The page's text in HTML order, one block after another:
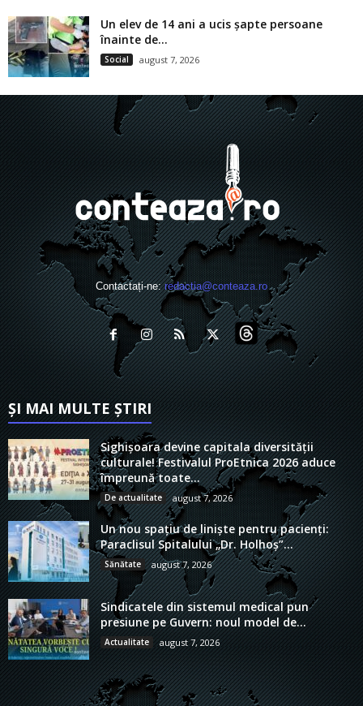
Un elev de 14 ani a ucis șapte persoane
înainte de...
Social august 7, 2026
Contactați-ne:redactia@conteaza.ro
ȘI MAI MULTE ȘTIRI
Sighișoara devine capitala diversității
culturale! Festivalul ProEtnica 2026 aduce
împreună toate...
De actualitate august 7, 2026
Un nou spațiu de liniște pentru pacienți:
Paraclisul Spitalului „Dr. Holhoș”...
Sănătate august 7, 2026
Sindicatele din sistemul medical pun
presiune pe Guvern: noul model de...
Actualitate august 7, 2026